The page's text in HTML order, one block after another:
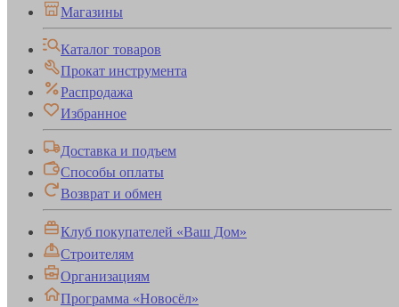
Магазины
Каталог товаров
Прокат инструмента
Распродажа
Избранное
Доставка и подъем
Способы оплаты
Возврат и обмен
Клуб покупателей «Ваш Дом»
Строителям
Организациям
Программа «Новосёл»